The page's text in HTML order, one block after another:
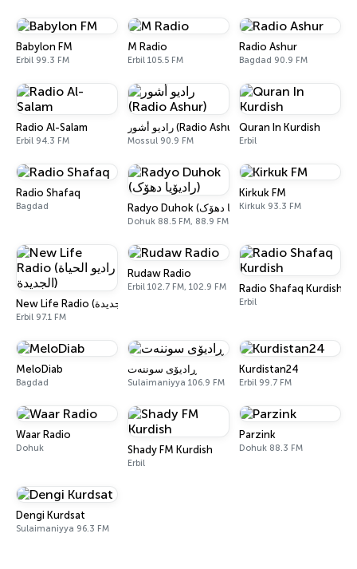
Babylon FM
Erbil 99.3 FM
M Radio
Erbil 105.5 FM
Radio Ashur
Bagdad 90.9 FM
Radio Al-Salam
Erbil 94.3 FM
راديو أشور (Radio Ashur)
Mossul 90.9 FM
Quran In Kurdish
Erbil
Radio Shafaq
Bagdad Radyo Duhok (رادیۆیا دھۆک)
Dohuk 88.5 FM, 88.9 FM
Kirkuk FM
Kirkuk 93.3 FM
Erbil 97.1 FM
Rudaw Radio
Erbil 102.7 FM, 102.9 FM Radio Shafaq Kurdish
Erbil
MeloDiab
Bagdad
ڕادیۆی سوننەت
Sulaimaniyya 106.9 FM
Kurdistan24
Erbil 99.7 FM
Waar Radio
Dohuk Shady FM Kurdish
Erbil
Parzink
Dohuk 88.3 FM
Dengi Kurdsat
Sulaimaniyya 96.3 FM